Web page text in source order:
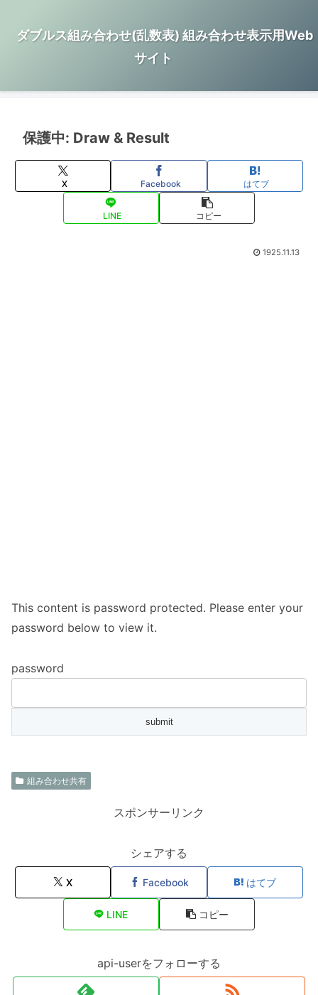
ダブルス組み合わせ(乱数表) 組み合わせ表示用Web
サイト
保護中: Draw & Result
X Facebook はてブ
LINE コピー
1925.11.13
This content is password protected. Please enter your
password below to view it.
password
組み合わせ共有
スポンサーリンク
シェアする
X Facebook はてブ
LINE コピー
api-userをフォローする